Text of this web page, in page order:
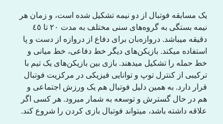
یک مسابقە فوتبال از دو نیمە تشکیل شدە است، و زمان هر
نیمە بستگی بە گروەهای سنی مختلف بە مدت ٢٠ تا ٤٥
دقیقە میباشد. دروازەبان برای دفاع از دروازە از دست و پا
استفادە میکند. بازیکن‌های دیگر خط دفاعی، خط میانی و
خط حملە را تشکیل میدهند. بازی بین بازیکن‌های یک تیم با
ترکیبی از کنترل توپ و توانایی فیزیکی در مرکزیت فوتبال
قرار دارد. بە همین دلیل فوتبال هم یک ورزش اجتماعی و
هم در حال گسترش و توسعە بە شمار میرود. هر کسی اگر
علاقە داشتە باشد، میتواند فوتبال بازی کردن را شروع کند.